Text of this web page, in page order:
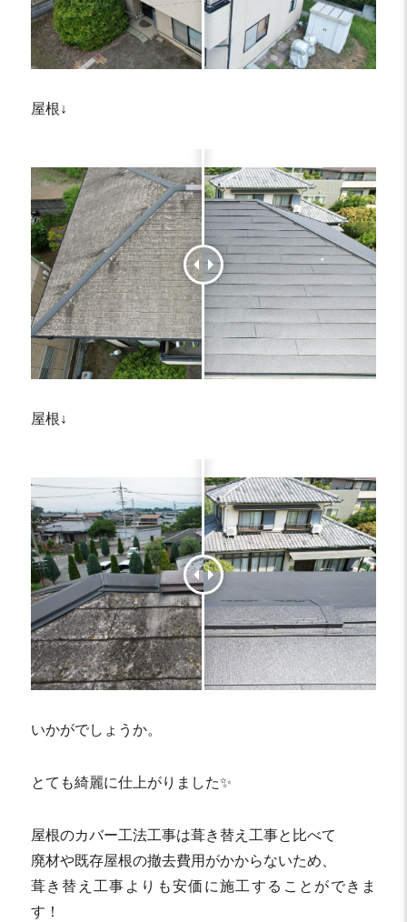
屋根↓
屋根↓
いかがでしょうか。
とても綺麗に仕上がりました✨
屋根のカバー工法工事は葺き替え工事と比べて
廃材や既存屋根の撤去費用がかからないため、
葺き替え工事よりも安価に施工することができま
す！